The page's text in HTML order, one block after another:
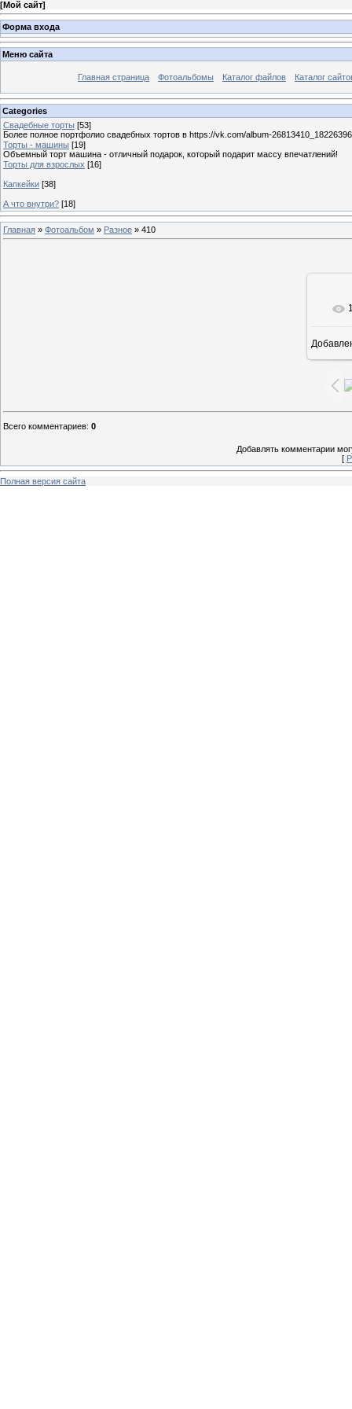
[Мой сайт]
Форма входа
Меню сайта
Главная страница Фотоальбомы Каталог файлов Каталог
Categories
Свадебные торты [53]
Более полное портфолио свадебных тортов в https://vk.com/album-
Торты - машины [19]
Объемный торт машина - отличный подарок, который подарит массу впечатлений!
Торты для взрослых [16]
Капкейки [38]
А что внутри? [18]
Главная » Фотоальбом » Разное » 410
Всего комментариев: 0
Добавлять комментарии
[
Полная версия сайта